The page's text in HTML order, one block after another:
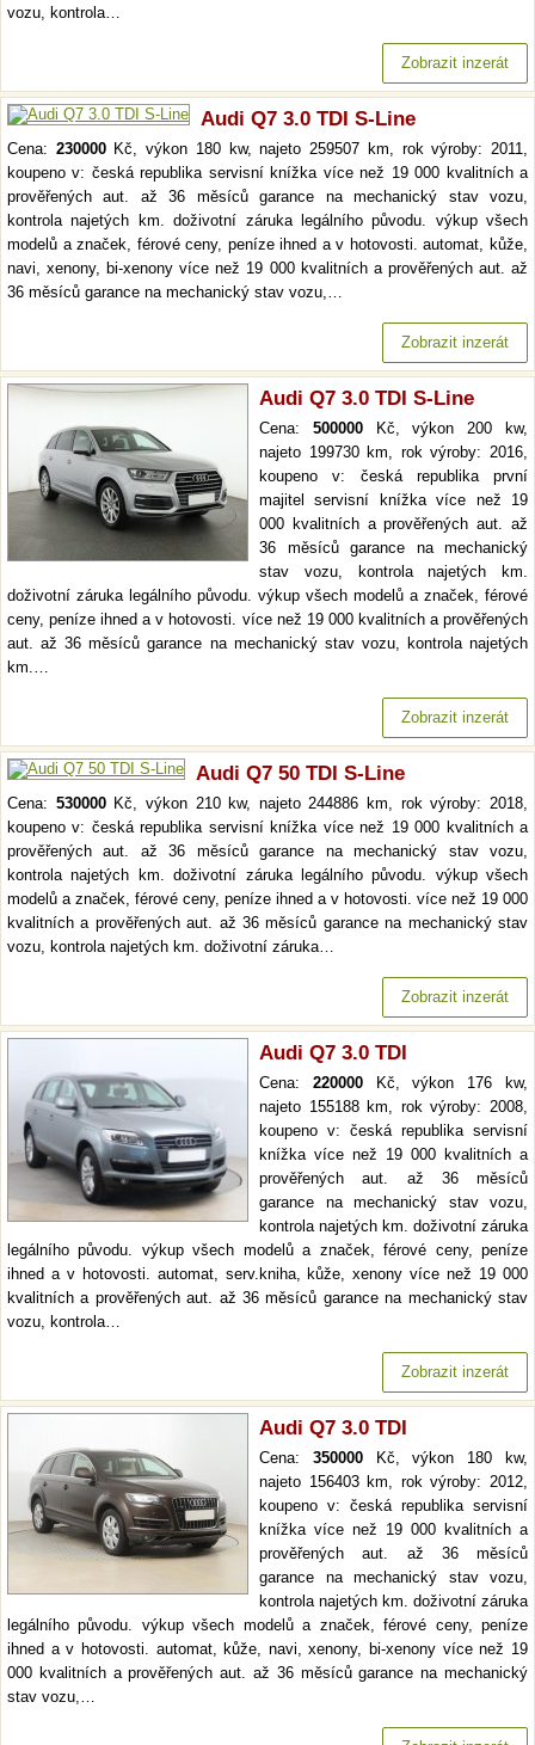
vozu, kontrola…
Zobrazit inzerát
Audi Q7 3.0 TDI S-Line
Cena: 230000Kč, výkon 180 kw, najeto 259507 km, rok výroby: 2011,
koupeno v: česká republika servisní knížka více než 19 000 kvalitních a
prověřených aut. až 36 měsíců garance na mechanický stav vozu,
kontrola najetých km. doživotní záruka legálního původu. výkup všech
modelů a značek, férové ceny, peníze ihned a v hotovosti. automat, kůže,
navi, xenony, bi-xenony více než 19 000 kvalitních a prověřených aut. až
36 měsíců garance na mechanický stav vozu,…
Zobrazit inzerát
Audi Q7 3.0 TDI S-Line
Cena: 500000Kč, výkon 200 kw,
najeto 199730 km, rok výroby: 2016,
koupeno v: česká republika první
majitel servisní knížka více než 19
000 kvalitních a prověřených aut. až
36 měsíců garance na mechanický
stav vozu, kontrola najetých km.
doživotní záruka legálního původu. výkup všech modelů a značek, férové
ceny, peníze ihned a v hotovosti. více než 19 000 kvalitních a prověřených
aut. až 36 měsíců garance na mechanický stav vozu, kontrola najetých
km.…
Zobrazit inzerát
Audi Q7 50 TDI S-Line
Cena: 530000Kč, výkon 210 kw, najeto 244886 km, rok výroby: 2018,
koupeno v: česká republika servisní knížka více než 19 000 kvalitních a
prověřených aut. až 36 měsíců garance na mechanický stav vozu,
kontrola najetých km. doživotní záruka legálního původu. výkup všech
modelů a značek, férové ceny, peníze ihned a v hotovosti. více než 19 000
kvalitních a prověřených aut. až 36 měsíců garance na mechanický stav
vozu, kontrola najetých km. doživotní záruka…
Zobrazit inzerát
Audi Q7 3.0 TDI
Cena: 220000Kč, výkon 176 kw,
najeto 155188 km, rok výroby: 2008,
koupeno v: česká republika servisní
knížka více než 19 000 kvalitních a
prověřených aut. až 36 měsíců
garance na mechanický stav vozu,
kontrola najetých km. doživotní záruka
legálního původu. výkup všech modelů a značek, férové ceny, peníze
ihned a v hotovosti. automat, serv.kniha, kůže, xenony více než 19 000
kvalitních a prověřených aut. až 36 měsíců garance na mechanický stav
vozu, kontrola…
Zobrazit inzerát
Audi Q7 3.0 TDI
Cena: 350000Kč, výkon 180 kw,
najeto 156403 km, rok výroby: 2012,
koupeno v: česká republika servisní
knížka více než 19 000 kvalitních a
prověřených aut. až 36 měsíců
garance na mechanický stav vozu,
kontrola najetých km. doživotní záruka
legálního původu. výkup všech modelů a značek, férové ceny, peníze
ihned a v hotovosti. automat, kůže, navi, xenony, bi-xenony více než 19
000 kvalitních a prověřených aut. až 36 měsíců garance na mechanický
stav vozu,…